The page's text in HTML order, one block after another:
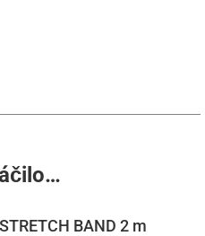
BAND 2 m